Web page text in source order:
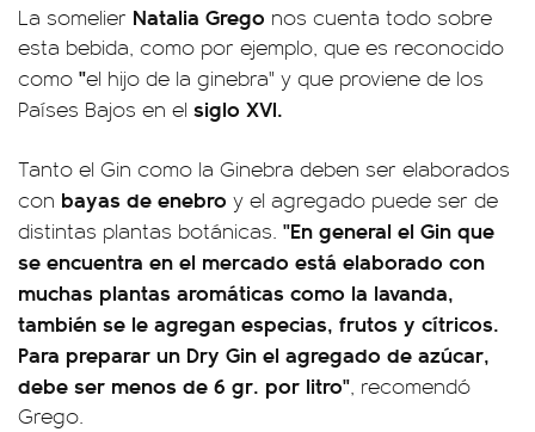
La somelier Natalia Grego nos cuenta todo sobre
esta bebida, como por ejemplo, que es reconocido
como "el hijo de la ginebra" y que proviene de los
Países Bajos en el siglo XVI.
Tanto el Gin como la Ginebra deben ser elaborados
con bayas de enebro y el agregado puede ser de
distintas plantas botánicas. "En general el Gin que
se encuentra en el mercado está elaborado con
muchas plantas aromáticas como la lavanda,
también se le agregan especias, frutos y cítricos.
Para preparar un Dry Gin el agregado de azúcar,
debe ser menos de 6 gr. por litro", recomendó
Grego.